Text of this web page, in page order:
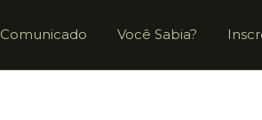
Comunicado Você Sabia?